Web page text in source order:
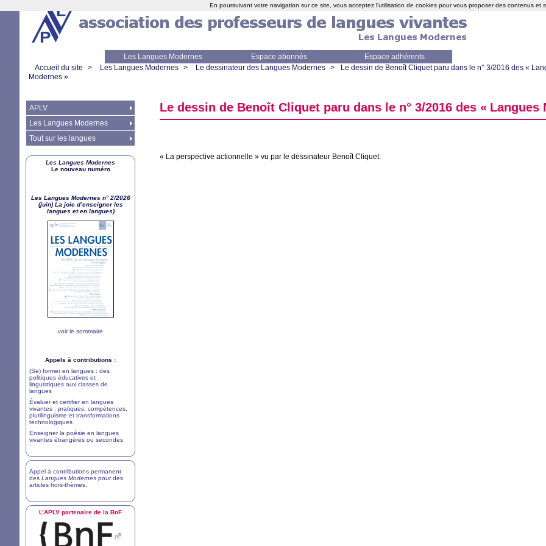
Les Langues Modernes Espace abonnés
Espace adhérents
Accueil du site > Les Langues Modernes > Le dessinateur des Langues Modernes > Le dessin de Benoît Cliquet paru dans le n° 3/2016 des «
Modernes »
Le dessin de Benoît Cliquet paru dans le n° 3/2016 des « Langues
« La perspective actionnelle » vu par le dessinateur Benoît Cliquet.
APLV
Les Langues Modernes
Tout sur les langues
Les Langues Modernes
Le nouveau numéro
Les Langues Modernes n° 2/2026
(juin) La joie d’enseigner les
langues et en langues)
voir le sommaire
Appels à contributions :
(Se) former en langues : des
politiques éducatives et
linguistiques aux classes de
langues
Évaluer et certifier en langues
vivantes : pratiques, compétences,
plurilinguisme et transformations
technologiques
Enseigner la poésie en langues
vivantes étrangères ou secondes
Appel à contributions permanent
des Langues Modernes pour des
articles hors-thèmes
L’APLV partenaire de la BnF
En poursuivant votre navigation sur ce site, vous acceptez l'utilisation de cookies pour vous proposer des contenus et